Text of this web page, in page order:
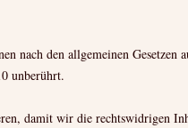
nach den allgemeinen Gesetzen
unberührt.
damit wir die rechtswidrigen